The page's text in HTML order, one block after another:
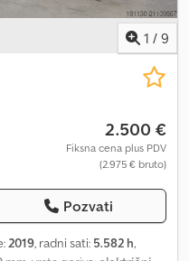
1 / 9
2.500 €
Fiksna cena plus PDV
(2.975 € bruto)
Pozvati
2019, radni sati: 5.582 h,